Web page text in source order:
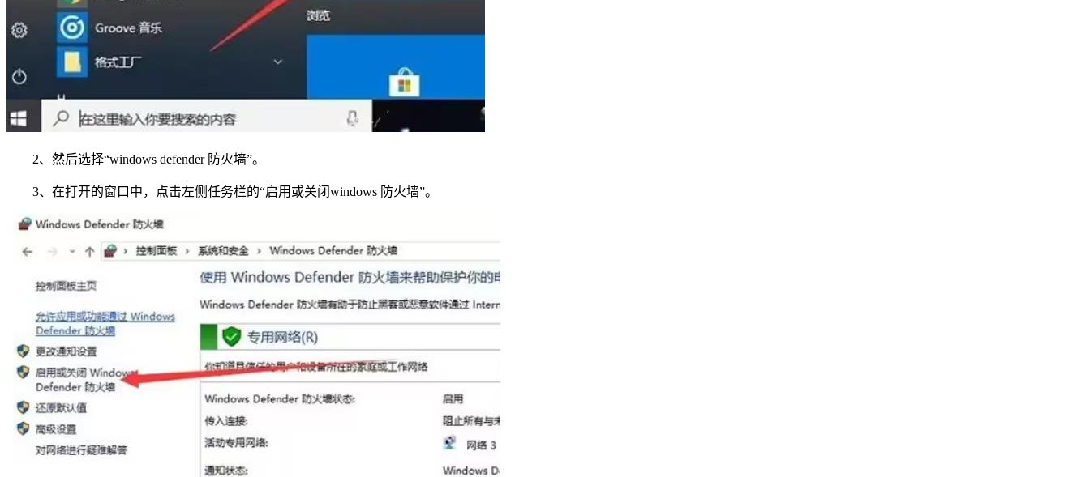
2、然后选择“windows defender 防火墙”。
3、在打开的窗口中，点击左侧任务栏的“启用或关闭windows 防火墙”。